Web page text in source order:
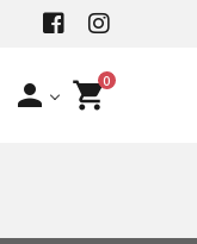
person 0
shopping_cart